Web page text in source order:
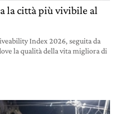
la città più vivibile al
Index 2026, seguita da
la qualità della vita migliora di